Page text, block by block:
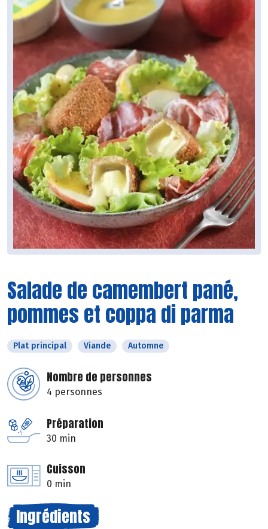
Salade de camembert pané,
pommes et coppa di parma
Plat principal Viande Automne
Nombre de personnes
4 personnes
Préparation
30 min
Cuisson
0 min
Ingrédients